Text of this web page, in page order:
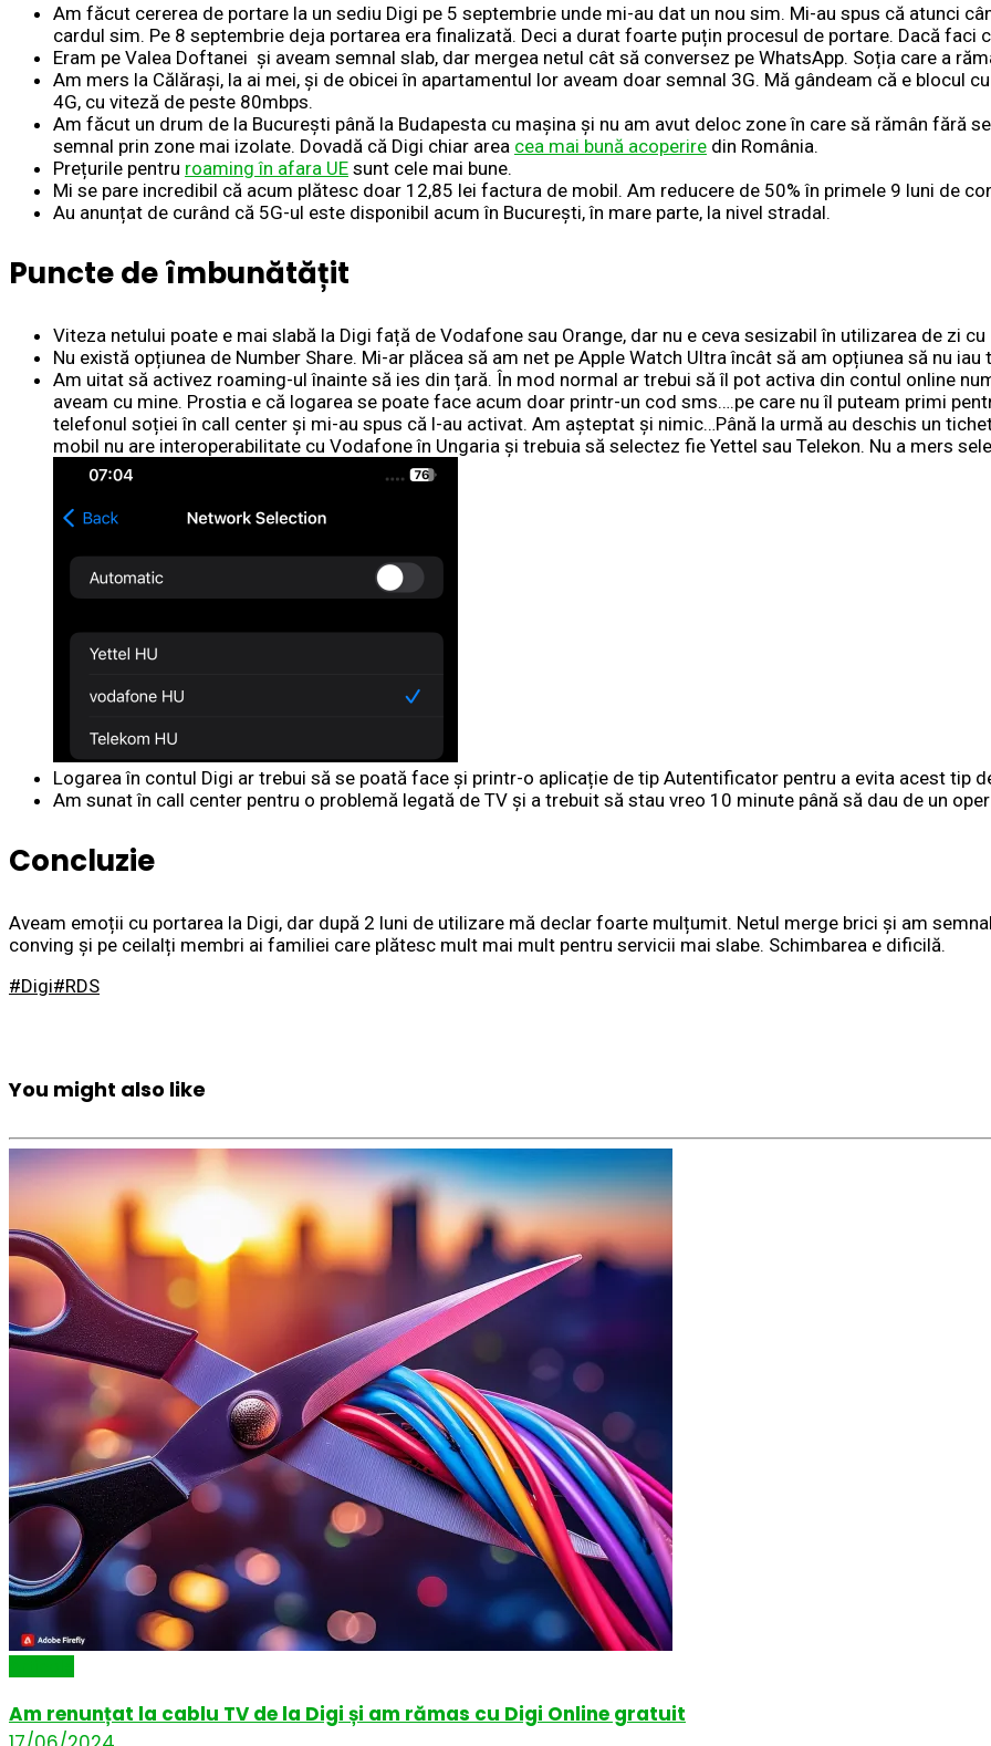
Am făcut cererea de portare la un sediu Digi pe 5 septembrie unde mi-au dat un nou sim. Mi-au spus că atunci
cardul sim. Pe 8 septembrie deja portarea era finalizată. Deci a durat foarte puțin procesul de portare. Dacă faci
Eram pe Valea Doftanei și aveam semnal slab, dar mergea netul cât să conversez pe WhatsApp. Soția care a
Am mers la Călărași, la ai mei, și de obicei în apartamentul lor aveam doar semnal 3G. Mă gândeam că e blocul
4G, cu viteză de peste 80mbps.
Am făcut un drum de la București până la Budapesta cu mașina și nu am avut deloc zone în care să rămân fără
semnal prin zone mai izolate. Dovadă că Digi chiar area cea mai bună acoperire din România.
Prețurile pentru roaming în afara UE sunt cele mai bune.
Mi se pare incredibil că acum plătesc doar 12,85 lei factura de mobil. Am reducere de 50% în primele 9 luni de
Au anunțat de curând că 5G-ul este disponibil acum în București, în mare parte, la nivel stradal.
Puncte de îmbunătățit
Viteza netului poate e mai slabă la Digi față de Vodafone sau Orange, dar nu e ceva sesizabil în utilizarea de zi cu
Nu există opțiunea de Number Share. Mi-ar plăcea să am net pe Apple Watch Ultra încât să am opțiunea să nu
Am uitat să activez roaming-ul înainte să ies din țară. În mod normal ar trebui să îl pot activa din contul online
aveam cu mine. Prostia e că logarea se poate face acum doar printr-un cod sms….pe care nu îl puteam primi
telefonul soției în call center și mi-au spus că l-au activat. Am așteptat și nimic…Până la urmă au deschis un
mobil nu are interoperabilitate cu Vodafone în Ungaria și trebuia să selectez fie Yettel sau Telekon. Nu a mers
Logarea în contul Digi ar trebui să se poată face și printr-o aplicație de tip Autentificator pentru a evita acest tip
Am sunat în call center pentru o problemă legată de TV și a trebuit să stau vreo 10 minute până să dau de un
Concluzie
Aveam emoții cu portarea la Digi, dar după 2 luni de utilizare mă declar foarte mulțumit. Netul merge brici și am
conving și pe ceilalți membri ai familiei care plătesc mult mai mult pentru servicii mai slabe. Schimbarea e dificilă.
#Digi#RDS
You might also like
Am renunțat la cablu TV de la Digi și am rămas cu Digi Online gratuit